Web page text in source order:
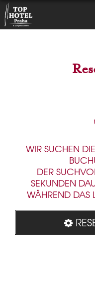
WIR SUCHEN
DER
SEKUNDEN
WÄHREND DAS